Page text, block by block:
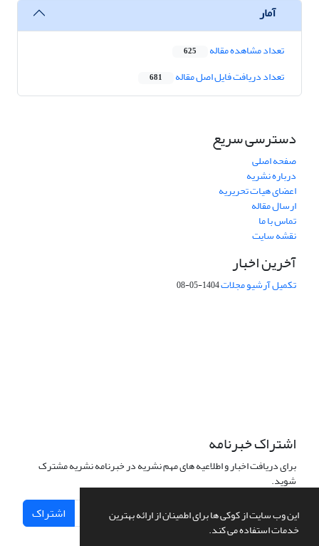
این وب سایت از کوکی ها برای اطمینان از ارائه بهترین
خدمات استفاده می کند.
آمار
تعداد مشاهده مقاله 625
تعداد دریافت فایل اصل مقاله 681
دسترسی سریع
صفحه اصلی
درباره نشریه
اعضای هیات تحریریه
ارسال مقاله
تماس با ما
نقشه سایت
آخرین اخبار
تکمیل آرشیو مجلات1404-05-08
اشتراک خبرنامه
برای دریافت اخبار و اطلاعیه های مهم نشریه در خبرنامه نشریه مشترک
شوید.
اشتراک